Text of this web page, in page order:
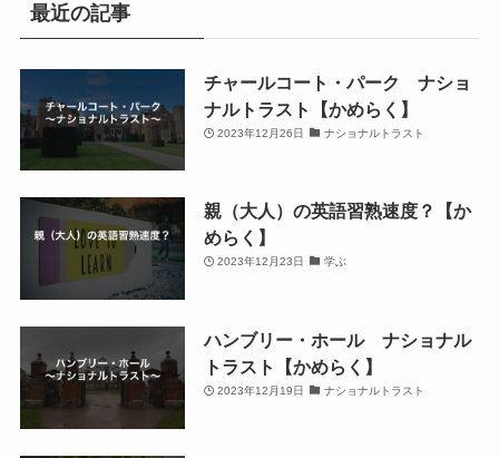
最近の記事
チャールコート・パーク ナショ
ナルトラスト【かめらく】
2023年12月26日 ナショナルトラスト
親（大人）の英語習熟速度？【か
めらく】
2023年12月23日 学ぶ
ハンブリー・ホール ナショナル
トラスト【かめらく】
2023年12月19日 ナショナルトラスト